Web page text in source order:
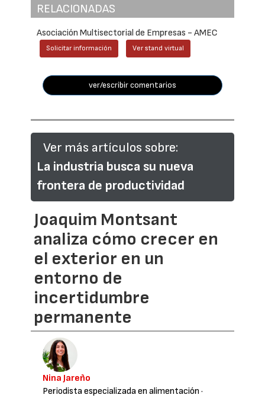
RELACIONADAS
Asociación Multisectorial de Empresas - AMEC
Solicitar información Ver stand virtual
ver/escribir comentarios
Ver más artículos sobre:
La industria busca su nueva
frontera de productividad
Joaquim Montsant
analiza cómo crecer en
el exterior en un
entorno de
incertidumbre
permanente
Nina Jareño
Periodista especializada en alimentación ·